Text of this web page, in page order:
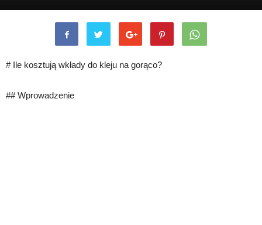
# Ile kosztują wkłady do kleju na gorąco?
## Wprowadzenie